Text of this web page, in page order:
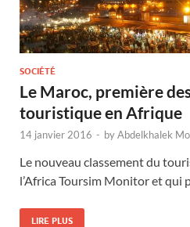
SOCIÉTÉ
Le Maroc, première
touristique en Afrique
14 janvier 2016 - byAbdelkhalek
Le nouveau classement du
l’Africa Toursim Monitor et qui
LIRE PLUS